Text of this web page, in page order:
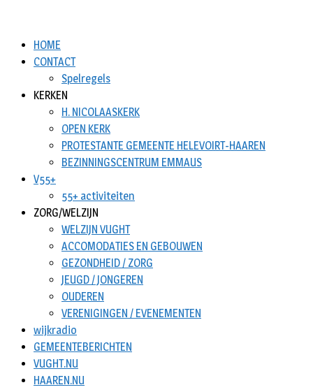
HOME
CONTACT
Spelregels
KERKEN
H. NICOLAASKERK
OPEN KERK
PROTESTANTE GEMEENTE HELEVOIRT-HAAREN
BEZINNINGSCENTRUM EMMAUS
V55+
55+ activiteiten
ZORG/WELZIJN
WELZIJN VUGHT
ACCOMODATIES EN GEBOUWEN
GEZONDHEID / ZORG
JEUGD / JONGEREN
OUDEREN
VERENIGINGEN / EVENEMENTEN
wijkradio
GEMEENTEBERICHTEN
VUGHT.NU
HAAREN.NU